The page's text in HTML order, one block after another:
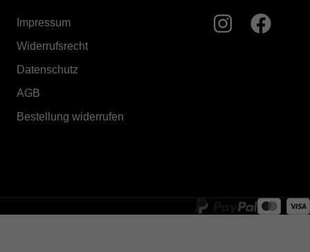
Impressum
Widerrufsrecht
Datenschutz
AGB
Bestellung widerrufen